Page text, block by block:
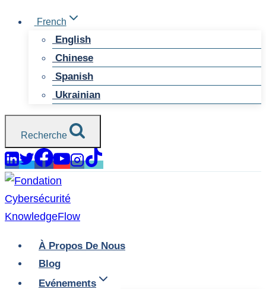
Skip
French
English
Chinese
Spanish
Ukrainian
Recherche
À Propos De Nous
Blog
Evénements